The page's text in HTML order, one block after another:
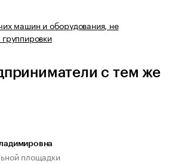
машин и оборудования, не
с тем же
площадки